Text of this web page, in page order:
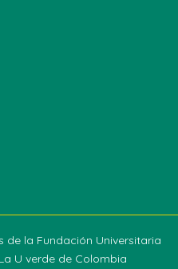
de la Fundación Universitaria
U verde de Colombia